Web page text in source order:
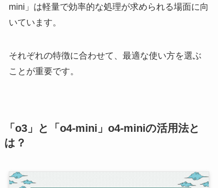
mini」は軽量で効率的な処理が求められる場面に向
いています。
それぞれの特徴に合わせて、最適な使い方を選ぶ
ことが重要です。
「o3」と「o4-mini」o4-miniの活用法と
は？